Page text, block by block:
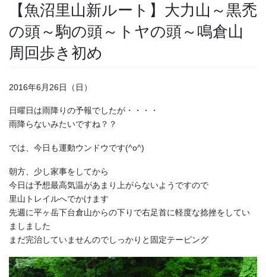
【魚沼里山新ルート】大力山～黒禿
の頭～駒の頭～トヤの頭～鳴倉山
周回歩き初め
2016年6月26日（日）
日曜日は雨降りの予報でしたが・・・・
雨降らないみたいですね？？
では、今日も運動ウンドウです(^o^)
朝方、少し家事をしてから
今日は予想最高気温があまり上がらないようですので
里山トレイルへでかけます
先週に平ヶ岳下台倉山からの下りで右足首に軽度な捻挫をしてい
ましました
まだ完治していませんのでしっかりと固定テーピング